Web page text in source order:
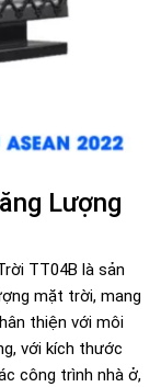
Lượng
TT04B là sản
mặt trời, mang
thiện với môi
với kích thước
công trình nhà ở,